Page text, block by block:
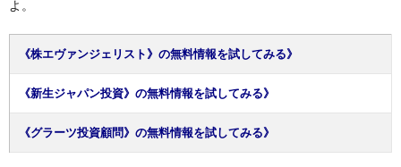
よ。
《株エヴァンジェリスト》の無料情報を試してみる》
《新生ジャパン投資》の無料情報を試してみる》
《グラーツ投資顧問》の無料情報を試してみる》